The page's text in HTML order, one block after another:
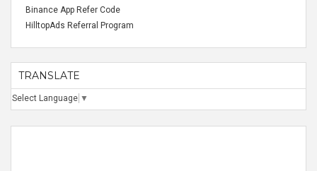
Binance App Refer Code
HilltopAds Referral Program
TRANSLATE
Select Language ▼